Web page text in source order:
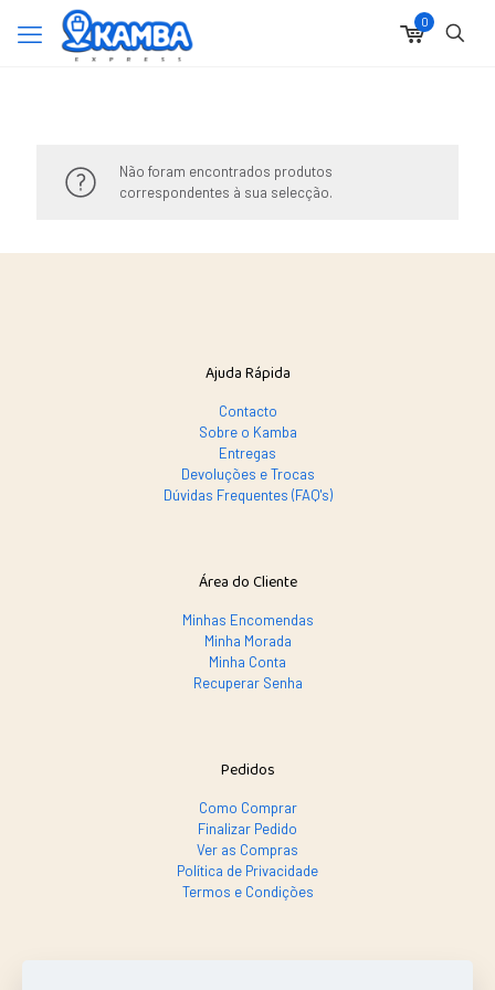
0
Não foram encontrados produtos
correspondentes à sua selecção.
Ajuda Rápida
Contacto
Sobre o Kamba
Entregas
Devoluções e Trocas
Dúvidas Frequentes (FAQ's)
Área do Cliente
Minhas Encomendas
Minha Morada
Minha Conta
Recuperar Senha
Pedidos
Como Comprar
Finalizar Pedido
Ver as Compras
Política de Privacidade
Termos e Condições